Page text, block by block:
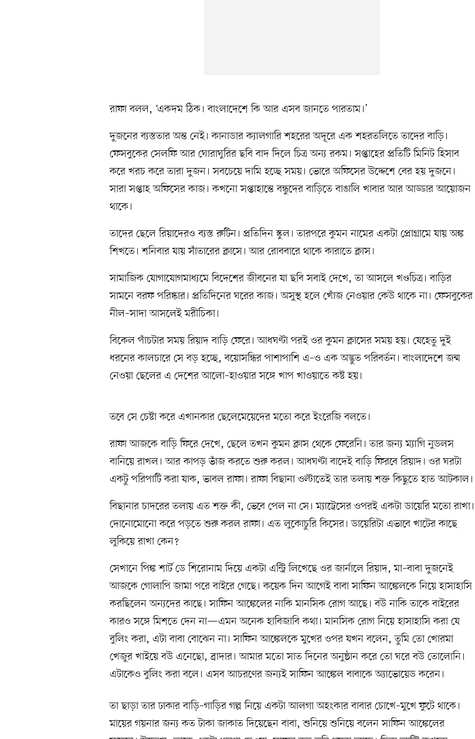
রাফা বলল, ‘একদম ঠিক। বাংলাদেশে কি আর এসব জানতে পারতাম।’
দুজনের ব্যস্ততার অন্ত নেই। কানাডার ক্যালগারি শহরের অদূরে এক শহরতলিতে তাদের বাড়ি।
ফেসবুকের সেলফি আর ঘোরাঘুরির ছবি বাদ দিলে চিত্র অন্য রকম। সপ্তাহের প্রতিটি মিনিট হিসাব
করে খরচ করে তারা দুজন। সবচেয়ে দামি হচ্ছে সময়। ভোরে অফিসের উদ্দেশে বের হয় দুজনে।
সারা সপ্তাহ অফিসের কাজ। কখনো সপ্তাহান্তে বন্ধুদের বাড়িতে বাঙালি খাবার আর আড্ডার আয়োজন
থাকে।
তাদের ছেলে রিয়াদেরও ব্যস্ত রুটিন। প্রতিদিন স্কুল। তারপরে কুমন নামের একটা প্রোগ্রামে যায় অঙ্ক
শিখতে। শনিবার যায় সাঁতারের ক্লাসে। আর রোববারে থাকে কারাতে ক্লাস।
সামাজিক যোগাযোগমাধ্যমে বিদেশের জীবনের যা ছবি সবাই দেখে, তা আসলে খণ্ডচিত্র। বাড়ির
সামনে বরফ পরিষ্কার। প্রতিদিনের ঘরের কাজ। অসুস্থ হলে খোঁজ নেওয়ার কেউ থাকে না। ফেসবুকের
নীল–সাদা আসলেই মরীচিকা।
বিকেল পাঁচটার সময় রিয়াদ বাড়ি ফেরে। আধঘণ্টা পরই ওর কুমন ক্লাসের সময় হয়। যেহেতু দুই
ধরনের কালচারে সে বড় হচ্ছে, বয়োসন্ধির পাশাপাশি এ–ও এক অদ্ভুত পরিবর্তন। বাংলাদেশে জন্ম
নেওয়া ছেলের এ দেশের আলো–হাওয়ার সঙ্গে খাপ খাওয়াতে কষ্ট হয়।
তবে সে চেষ্টা করে এখানকার ছেলেমেয়েদের মতো করে ইংরেজি বলতে।
রাফা আজকে বাড়ি ফিরে দেখে, ছেলে তখন কুমন ক্লাস থেকে ফেরেনি। তার জন্য ম্যাগি নুডলস
বানিয়ে রাখল। আর কাপড় ভাঁজ করতে শুরু করল। আধঘণ্টা বাদেই বাড়ি ফিরবে রিয়াদ। ওর ঘরটা
একটু পরিপাটি করা যাক, ভাবল রাফা। রাফা বিছানা ওল্টাতেই তার তলায় শক্ত কিছুতে হাত আটকাল।
বিছানার চাদরের তলায় এত শক্ত কী, ভেবে পেল না সে। ম্যাট্রেসের ওপরই একটা ডায়েরি মতো রাখা।
দোনোমোনো করে পড়তে শুরু করল রাফা। এত লুকোচুরি কিসের। ডায়েরিটা এভাবে খাটের কাছে
লুকিয়ে রাখা কেন?
সেখানে পিঙ্ক শার্ট ডে শিরোনাম দিয়ে একটা এন্ট্রি লিখেছে ওর জার্নালে রিয়াদ, মা–বাবা দুজনেই
আজকে গোলাপি জামা পরে বাইরে গেছে। কয়েক দিন আগেই বাবা সাফিন আঙ্কেলকে নিয়ে হাসাহাসি
করছিলেন অন্যদের কাছে। সাফিন আঙ্কেলের নাকি মানসিক রোগ আছে। বউ নাকি তাকে বাইরের
কারও সঙ্গে মিশতে দেন না—এমন অনেক হাবিজাবি কথা। মানসিক রোগ নিয়ে হাসাহাসি করা যে
বুলিং করা, এটা বাবা বোঝেন না। সাফিন আঙ্কেলকে মুখের ওপর যখন বলেন, তুমি তো খোরমা
খেজুর খাইয়ে বউ এনেছো, ব্রাদার। আমার মতো সাত দিনের অনুষ্ঠান করে তো ঘরে বউ তোলোনি।
এটাকেও বুলিং করা বলে। এসব আচরণের জন্যই সাফিন আঙ্কেল বাবাকে অ্যাভোয়েড করেন।
তা ছাড়া তার ঢাকার বাড়ি–গাড়ির গল্প নিয়ে একটা আলগা অহংকার বাবার চোখে–মুখে ফুটে থাকে।
মায়ের গয়নার জন্য কত টাকা জাকাত দিয়েছেন বাবা, শুনিয়ে শুনিয়ে বলেন সাফিন আঙ্কেলের